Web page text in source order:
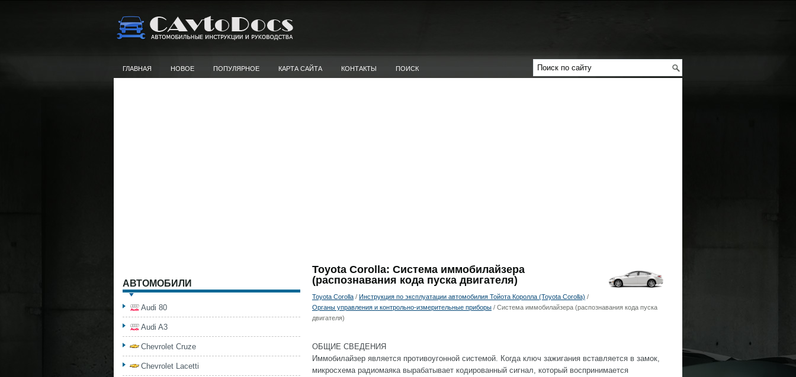
ГЛАВНАЯ НОВОЕ ПОПУЛЯРНОЕ КАРТА САЙТА КОНТАКТЫ ПОИСК
Toyota Corolla: Система иммобилайзера
(распознавания кода пуска двигателя)
Toyota Corolla / Инструкция по эксплуатации автомобилия Тойота Королла (Toyota Corolla) /
Органы управления и контрольно-измерительные приборы / Система иммобилайзера (распознавания кода пуска
двигателя)
ОБЩИЕ СВЕДЕНИЯ
Иммобилайзер является противоугонной системой. Когда ключ зажигания вставляется в замок,
микросхема радиомаяка вырабатывает кодированный сигнал, который воспринимается
АВТОМОБИЛИ
Audi 80
Audi A3
Chevrolet Cruze
Chevrolet Lacetti